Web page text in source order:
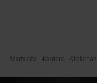
Startseite Karriere